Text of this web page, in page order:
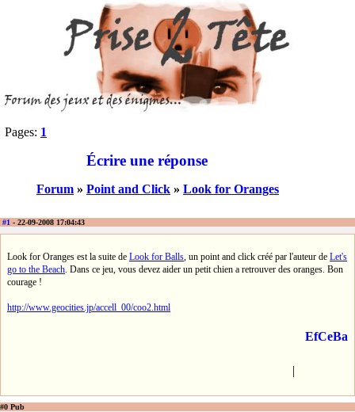
Pages: 1
Écrire une réponse
Forum » Point and Click » Look for Oranges
#1 - 22-09-2008 17:04:43
Look for Oranges est la suite de Look for Balls , un point and click créé par l'auteur de Let's
go to the Beach . Dans ce jeu, vous devez aider un petit chien a retrouver des oranges. Bon
courage !
http://www.geocities.jp/accell_00/coo2.html
EfCeBa
|
#0 Pub